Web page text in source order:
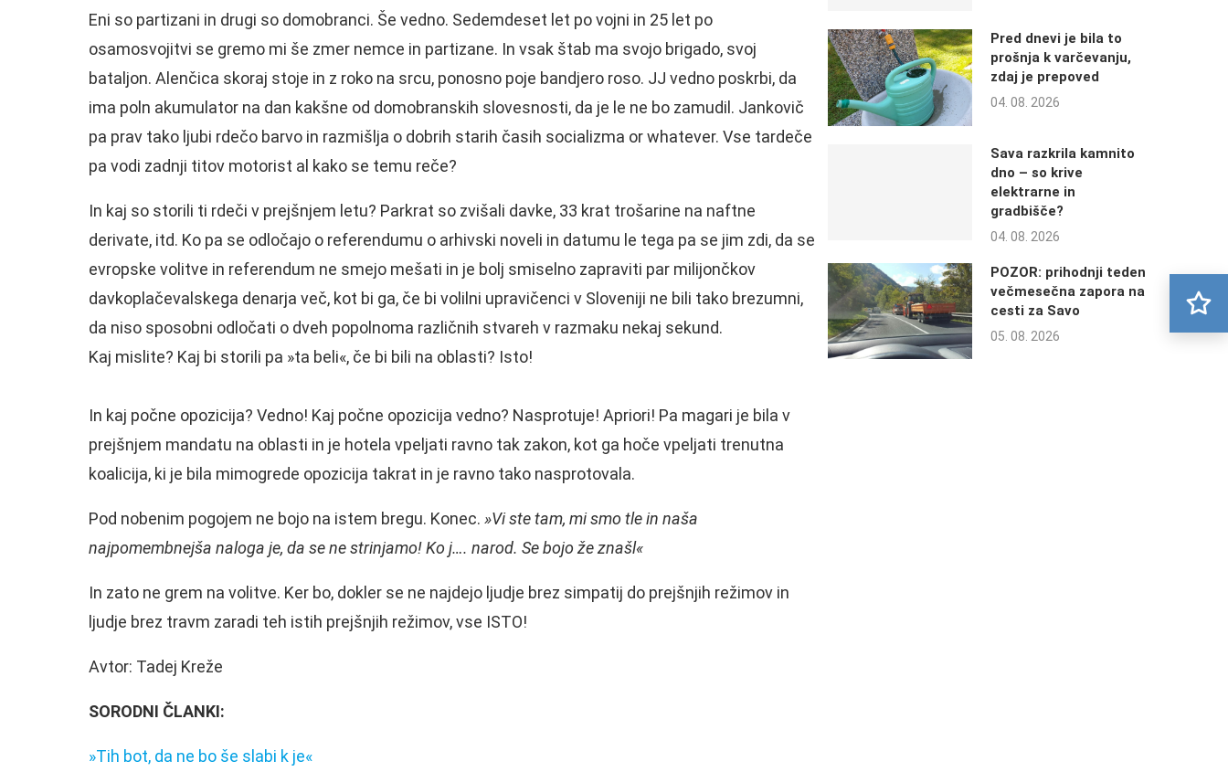
Eni so partizani in drugi so domobranci. Še vedno. Sedemdeset let po vojni in 25 let po
osamosvojitvi se gremo mi še zmer nemce in partizane. In vsak štab ma svojo brigado, svoj
bataljon. Alenčica skoraj stoje in z roko na srcu, ponosno poje bandjero roso. JJ vedno poskrbi, da
ima poln akumulator na dan kakšne od domobranskih slovesnosti, da je le ne bo zamudil. Jankovič
pa prav tako ljubi rdečo barvo in razmišlja o dobrih starih časih socializma or whatever. Vse tardeče
pa vodi zadnji titov motorist al kako se temu reče?
In kaj so storili ti rdeči v prejšnjem letu? Parkrat so zvišali davke, 33 krat trošarine na naftne
derivate, itd. Ko pa se odločajo o referendumu o arhivski noveli in datumu le tega pa se jim zdi, da se
evropske volitve in referendum ne smejo mešati in je bolj smiselno zapraviti par milijončkov
davkoplačevalskega denarja več, kot bi ga, če bi volilni upravičenci v Sloveniji ne bili tako brezumni,
da niso sposobni odločati o dveh popolnoma različnih stvareh v razmaku nekaj sekund.
Kaj mislite? Kaj bi storili pa »ta beli«, če bi bili na oblasti? Isto!
In kaj počne opozicija? Vedno! Kaj počne opozicija vedno? Nasprotuje! Apriori! Pa magari je bila v
prejšnjem mandatu na oblasti in je hotela vpeljati ravno tak zakon, kot ga hoče vpeljati trenutna
koalicija, ki je bila mimogrede opozicija takrat in je ravno tako nasprotovala.
Pod nobenim pogojem ne bojo na istem bregu. Konec. »Vi ste tam, mi smo tle in naša
najpomembnejša naloga je, da se ne strinjamo! Ko j…. narod. Se bojo že znašl«
In zato ne grem na volitve. Ker bo, dokler se ne najdejo ljudje brez simpatij do prejšnjih režimov in
ljudje brez travm zaradi teh istih prejšnjih režimov, vse ISTO!
Avtor: Tadej Kreže
SORODNI ČLANKI:
»Tih bot, da ne bo še slabi k je«
Pred dnevi je bila to
prošnja k varčevanju,
zdaj je prepoved
04. 08. 2026
Sava razkrila kamnito
dno – so krive
elektrarne in
gradbišče?
04. 08. 2026
POZOR: prihodnji teden
večmesečna zapora na
cesti za Savo
05. 08. 2026